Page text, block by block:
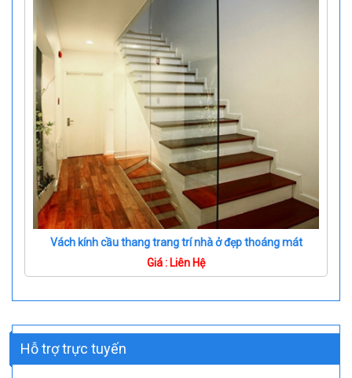
Vách kính cầu thang trang trí nhà ở đẹp thoáng mát
Giá : Liên Hệ
Hỗ trợ trực tuyến